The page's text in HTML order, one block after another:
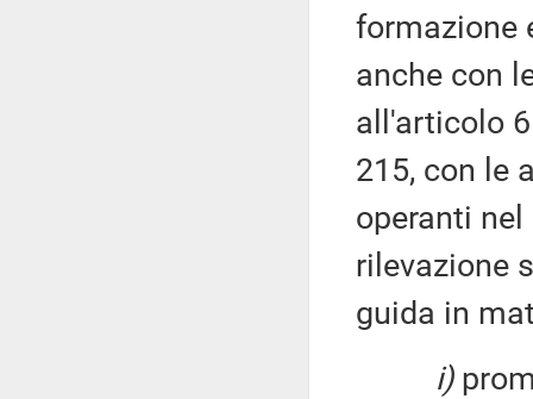
formazione
anche con
all'articolo
215, con le
operanti
rilevazione
guida in
i)